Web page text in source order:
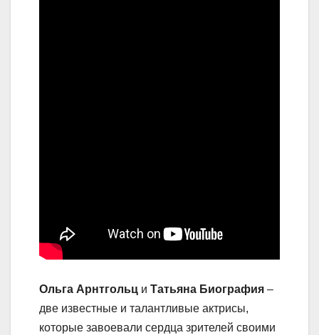
Ольга Арнтгольц и Татьяна Биография –
две известные и талантливые актрисы,
которые завоевали сердца зрителей своими